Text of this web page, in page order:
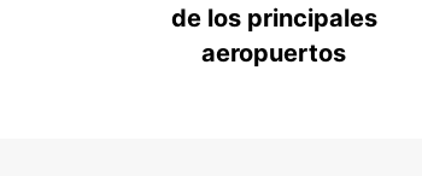
de los principales
aeropuertos